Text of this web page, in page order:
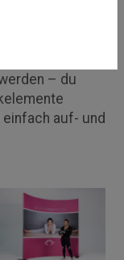
oder deine
zu
– du
auf- und